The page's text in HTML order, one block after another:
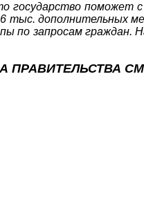
государство поможет
тыс. дополнительных
по запросам граждан.
ПРАВИТЕЛЬСТВА